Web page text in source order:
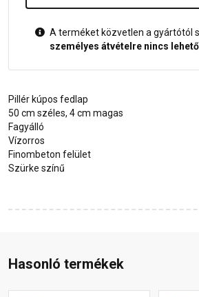
A terméket közvetlen a gyártótól
személyes átvételre nincs
Pillér kúpos fedlap
50 cm széles, 4 cm magas
Fagyálló
Vízorros
Finombeton felület
Szürke színű
Hasonló termékek